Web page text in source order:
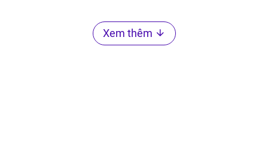
Xem thêm